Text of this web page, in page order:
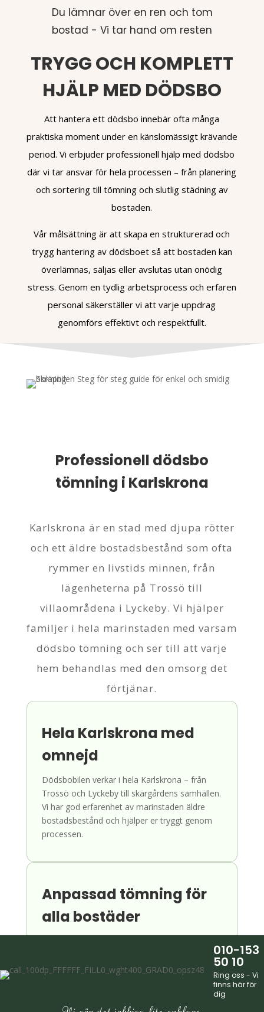
Du lämnar över en ren och tom
bostad - Vi tar hand om resten
TRYGG OCH KOMPLETT
HJÄLP MED DÖDSBO
Att hantera ett dödsbo innebär ofta många
praktiska moment under en känslomässigt krävande
period. Vi erbjuder professionell hjälp med dödsbo
där vi tar ansvar för hela processen – från planering
och sortering till tömning och slutlig städning av
bostaden.
Vår målsättning är att skapa en strukturerad och
trygg hantering av dödsboet så att bostaden kan
överlämnas, säljas eller avslutas utan onödig
stress. Genom en tydlig arbetsprocess och erfaren
personal säkerställer vi att varje uppdrag
genomförs effektivt och respektfullt.
Professionell dödsbo
tömning i Karlskrona
Karlskrona är en stad med djupa rötter
och ett äldre bostadsbestånd som ofta
rymmer en livstids minnen, från
lägenheterna på Trossö till
villaområdena i Lyckeby. Vi hjälper
familjer i hela marinstaden med varsam
dödsbo tömning och ser till att varje
hem behandlas med den omsorg det
förtjänar.
Hela Karlskrona med
omnejd
Dödsbobilen verkar i hela Karlskrona – från
Trossö och Lyckeby till skärgårdens samhällen.
Vi har god erfarenhet av marinstaden äldre
bostadsbestånd och hjälper er tryggt genom
processen.
Anpassad tömning för
alla bostäder
centrala Karlskrona anpassar vi alltid tömning
010-153
50 10
Ring oss - Vi
finns här för
dig